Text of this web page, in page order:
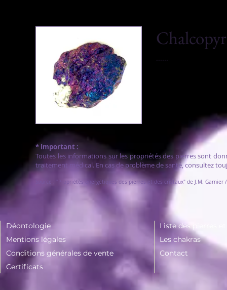
......
* Important :
Toutes les informations sur les propriétés des pierres sont
traitement médical. En cas de problème de santé, consultez
Source : "Propriétés énergétiques des pierres et des cristaux" de J.M.
Déontologie
Mentions légales
Conditions générales de vente
Certificats
Liste des pierres
Les chakras
Contact